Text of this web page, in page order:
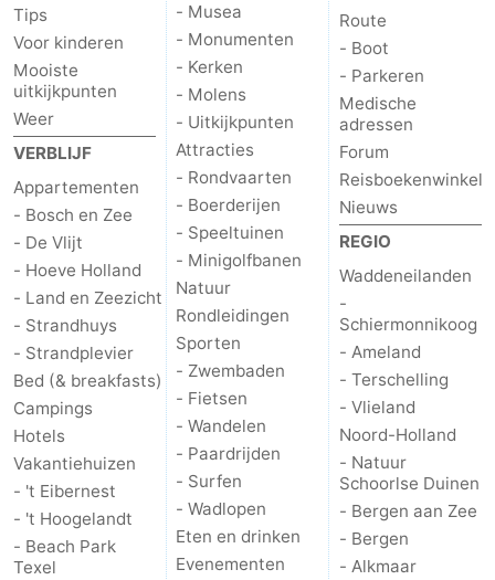
Tips
Voor kinderen
Mooiste
uitkijkpunten
Weer
VERBLIJF
Appartementen
- Bosch en Zee
- De Vlijt
- Hoeve Holland
- Land en Zeezicht
- Strandhuys
- Strandplevier
Bed (& breakfasts)
Campings
Hotels
Vakantiehuizen
- 't Eibernest
- 't Hoogelandt
- Beach Park
Texel
- Musea
- Monumenten
- Kerken
- Molens
- Uitkijkpunten
Attracties
- Rondvaarten
- Boerderijen
- Speeltuinen
- Minigolfbanen
Natuur
Rondleidingen
Sporten
- Zwembaden
- Fietsen
- Wandelen
- Paardrijden
- Surfen
- Wadlopen
Eten en drinken
Evenementen
Route
- Boot
- Parkeren
Medische
adressen
Forum
Reisboekenwinkel
Nieuws
REGIO
Waddeneilanden
-
Schiermonnikoog
- Ameland
- Terschelling
- Vlieland
Noord-Holland
- Natuur
Schoorlse Duinen
- Bergen aan Zee
- Bergen
- Alkmaar